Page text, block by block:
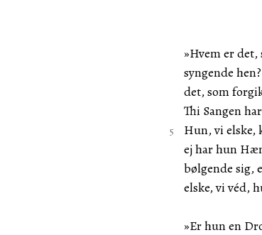
»Hvem er det,
syngende
det, som
Thi Sangen
Hun, vi elske,
ej har hun
bølgende sig,
elske, vi véd,
»Er hun en